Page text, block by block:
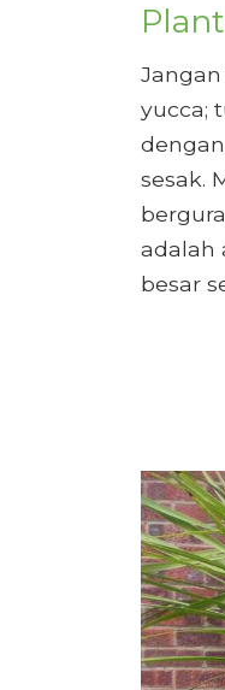
Plant
yucca;
sesak.
adalah
besar